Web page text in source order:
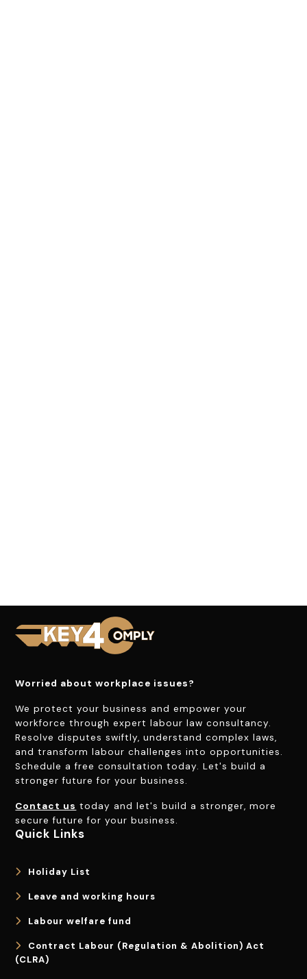
Worried about workplace issues?
We protect your business and empower your
workforce through expert labour law consultancy.
Resolve disputes swiftly, understand complex laws,
and transform labour challenges into opportunities.
Schedule a free consultation today. Let's build a
stronger future for your business.
Contact us today and let's build a stronger, more
secure future for your business.
Quick Links
Holiday List
Leave and working hours
Labour welfare fund
Contract Labour (Regulation & Abolition) Act
(CLRA)